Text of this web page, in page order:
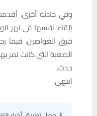
إلقاء نفسها في نهر
فرق الغواصين، فيما
الصعبة التي كانت تمر
حدث.
انتهى.